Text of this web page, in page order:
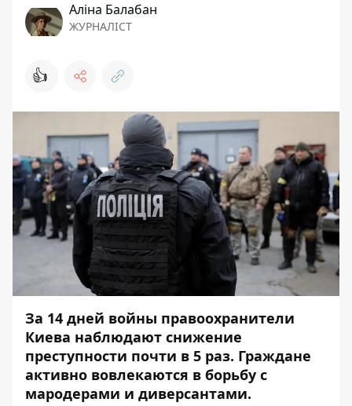
Аліна Балабан
ЖУРНАЛІСТ
👍
За 14 дней войны правоохранители
Киева наблюдают снижение
преступности почти в 5 раз. Граждане
активно вовлекаются в борьбу с
мародерами и диверсантами.